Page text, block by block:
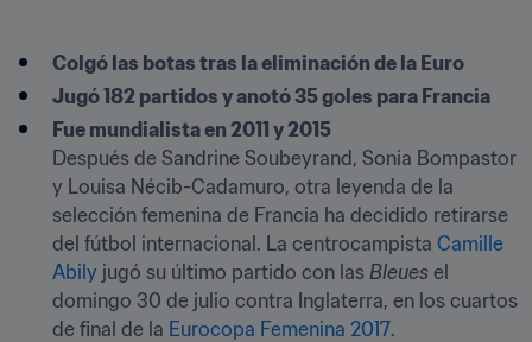
Colgó las botas tras la eliminación de la Euro
Jugó 182 partidos y anotó 35 goles para Francia
Fue mundialista en 2011 y 2015
Después de Sandrine Soubeyrand, Sonia Bompastor
y Louisa Nécib-Cadamuro, otra leyenda de la
selección femenina de Francia ha decidido retirarse
del fútbol internacional. La centrocampista Camille
Abily jugó su último partido con las Bleues el
domingo 30 de julio contra Inglaterra, en los cuartos
de final de la Eurocopa Femenina 2017.